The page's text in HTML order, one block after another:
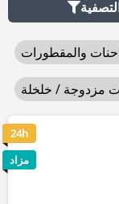
24h
مزاد